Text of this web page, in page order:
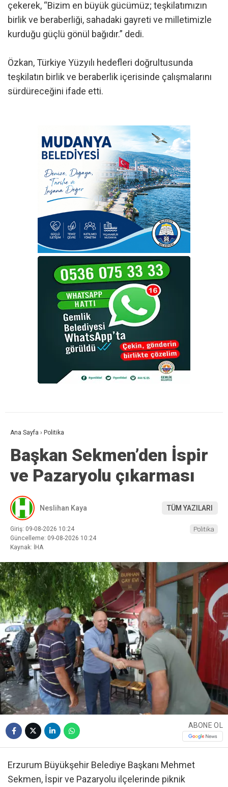
çekerek, “Bizim en büyük gücümüz; teşkilatımızın
birlik ve beraberliği, sahadaki gayreti ve milletimizle
kurduğu güçlü gönül bağıdır.” dedi.
Özkan, Türkiye Yüzyılı hedefleri doğrultusunda
teşkilatın birlik ve beraberlik içerisinde çalışmalarını
sürdüreceğini ifade etti.
Ana Sayfa › Politika
Başkan Sekmen’den İspir
ve Pazaryolu çıkarması
Neslihan Kaya TÜM YAZILARI
Giriş: 09-08-2026 10:24
Güncelleme: 09-08-2026 10:24
Kaynak: İHA
Politika
ABONE OL
Erzurum Büyükşehir Belediye Başkanı Mehmet
Sekmen, İspir ve Pazaryolu ilçelerinde piknik